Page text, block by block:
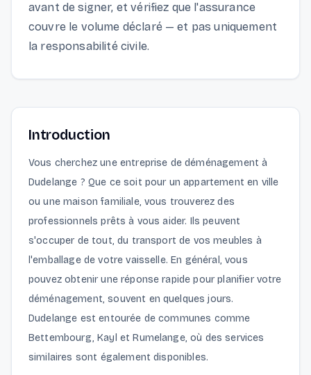
avant de signer, et vérifiez que l'assurance
couvre le volume déclaré — et pas uniquement
la responsabilité civile.
Introduction
Vous cherchez une entreprise de déménagement à
Dudelange ? Que ce soit pour un appartement en ville
ou une maison familiale, vous trouverez des
professionnels prêts à vous aider. Ils peuvent
s'occuper de tout, du transport de vos meubles à
l'emballage de votre vaisselle. En général, vous
pouvez obtenir une réponse rapide pour planifier votre
déménagement, souvent en quelques jours.
Dudelange est entourée de communes comme
Bettembourg, Kayl et Rumelange, où des services
similaires sont également disponibles.